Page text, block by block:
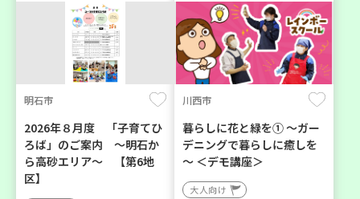
明石市
2026年８月度 「子育てひ
ろば」のご案内 ～明石か
ら高砂エリア～ 【第6地
区】
川西市
暮らしに花と緑を① ～ガー
デニングで暮らしに癒しを
～ ＜デモ講座＞
大人向け